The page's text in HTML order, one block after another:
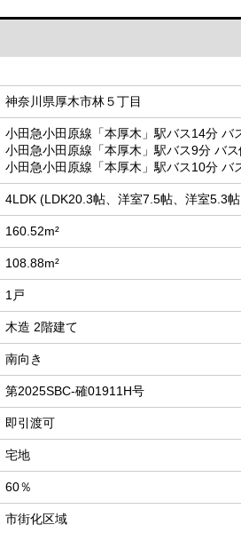
神奈川県厚木市林５丁目
小田急小田原線「本厚木」駅バス14分 バ
小田急小田原線「本厚木」駅バス9分 バ
小田急小田原線「本厚木」駅バス10分 バ
4LDK (LDK20.3帖、洋室7.5帖、洋室5.3
160.52m²
108.88m²
1戸
木造 2階建て
南向き
第2025SBC-確01911H号
即引渡可
宅地
60％
市街化区域